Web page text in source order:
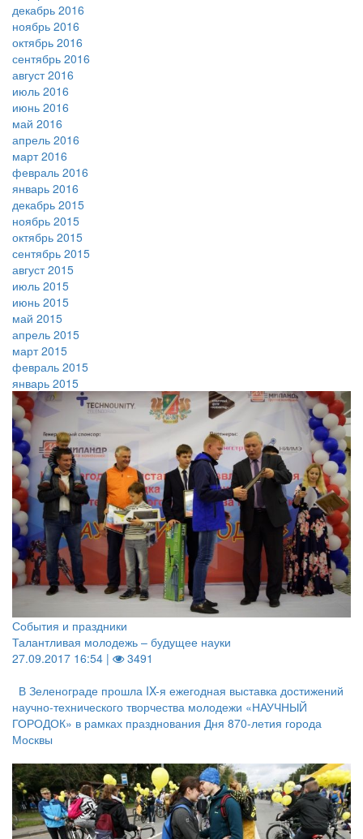
декабрь 2016
ноябрь 2016
октябрь 2016
сентябрь 2016
август 2016
июль 2016
июнь 2016
май 2016
апрель 2016
март 2016
февраль 2016
январь 2016
декабрь 2015
ноябрь 2015
октябрь 2015
сентябрь 2015
август 2015
июль 2015
июнь 2015
май 2015
апрель 2015
март 2015
февраль 2015
январь 2015
События и праздники
Талантливая молодежь – будущее науки
27.09.2017 16:54 |
3491
В Зеленограде прошла IX-я ежегодная выставка достижений
научно-технического творчества молодежи «НАУЧНЫЙ
ГОРОДОК» в рамках празднования Дня 870-летия города
Москвы